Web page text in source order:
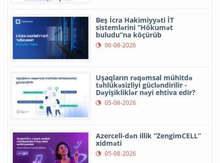
Beş İcra Hakimiyyəti İT
sistemlərini “Hökumət
buludu”na köçürüb
06-08-2026
Uşaqların rəqəmsal mühitdə
təhlükəsizliyi gücləndirilir -
Dəyişikliklər nəyi ehtiva edir?
05-08-2026
Azercell-dən illik “ZengimCELL”
xidməti
05-08-2026